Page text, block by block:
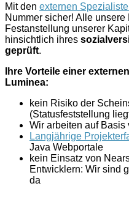
Mit den externen
Nummer sicher! Alle
Festanstellung unserer
hinsichtlich ihres
geprüft.
Ihre Vorteile einer
Luminea:
kein Risiko der
(Statusfeststellung
Wir arbeiten auf Basis
Langjährige
Java Webportale
kein Einsatz von
Entwicklern: Wir sind
da